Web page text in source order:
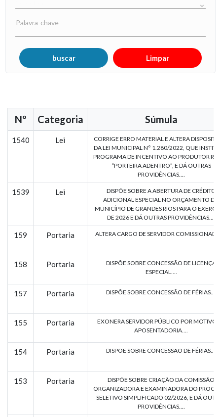
Palavra-chave
Nº Categoria Súmula
1540 Lei
CORRIGE ERRO MATERIAL E ALTERA
DA LEI MUNICIPAL N° 1.280/2022, QUE
PROGRAMA DE INCENTIVO AO PRODUTOR
“PORTEIRA ADENTRO”, E DÁ OUTRAS
PROVIDÊNCIAS....
1539 Lei
DISPÕE SOBRE A ABERTURA DE CRÉDITO
ADICIONAL ESPECIAL NO ORÇAMENTO DO
MUNICÍPIO DE GRANDES RIOS PARA O
DE 2026 E DÁ OUTRAS PROVIDÊNCIAS....
159 Portaria ALTERA CARGO DE SERVIDOR
158 Portaria
DISPÕE SOBRE CONCESSÃO DE LICENÇA
ESPECIAL....
157 Portaria DISPÕE SOBRE CONCESSÃO DE FÉRIAS....
155 Portaria
EXONERA SERVIDOR PÚBLICO POR MOTIVO
APOSENTADORIA....
154 Portaria DISPÕE SOBRE CONCESSÃO DE FÉRIAS....
153 Portaria
DISPÕE SOBRE CRIAÇÃO DA COMISSÃO
ORGANIZADORA E EXAMINADORA DO
SELETIVO SIMPLIFICADO 02/2026, E DÁ
PROVIDÊNCIAS....